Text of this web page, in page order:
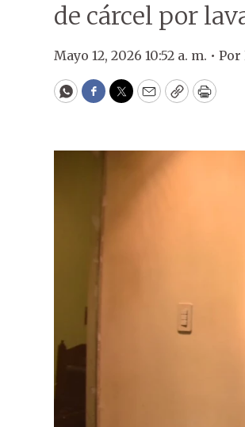
de cárcel por
Mayo 12, 2026 10:52 a. m. • Por
WhatsApp
Facebook
Twitter
EmailCopyPrint